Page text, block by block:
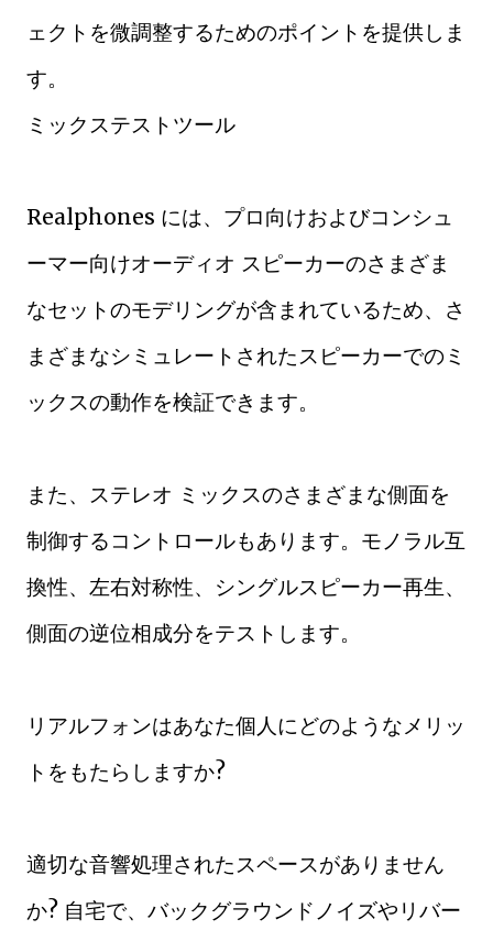
ェクトを微調整するためのポイントを提供しま
す。
ミックステストツール
Realphones には、プロ向けおよびコンシュ
ーマー向けオーディオ スピーカーのさまざま
なセットのモデリングが含まれているため、さ
まざまなシミュレートされたスピーカーでのミ
ックスの動作を検証できます。
また、ステレオ ミックスのさまざまな側面を
制御するコントロールもあります。モノラル互
換性、左右対称性、シングルスピーカー再生、
側面の逆位相成分をテストします。
リアルフォンはあなた個人にどのようなメリッ
トをもたらしますか?
適切な音響処理されたスペースがありません
か? 自宅で、バックグラウンドノイズやリバー